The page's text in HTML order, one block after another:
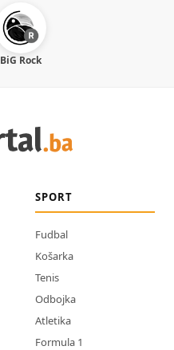
BiG Rock
SPORT
Fudbal
Košarka
Tenis
Odbojka
Atletika
Formula 1